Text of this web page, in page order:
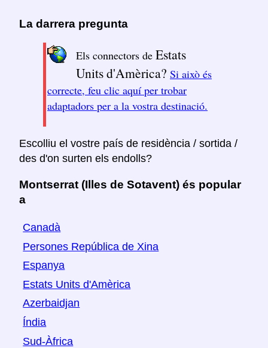
La darrera pregunta
Els connectors de Estats
Units d'Amèrica? Si això és
correcte, feu clic aquí per trobar
adaptadors per a la vostra destinació.
Escolliu el vostre país de residència / sortida /
des d'on surten els endolls?
Montserrat (Illes de Sotavent) és popular
a
Canadà
Persones República de Xina
Espanya
Estats Units d'Amèrica
Azerbaidjan
Índia
Sud-Àfrica